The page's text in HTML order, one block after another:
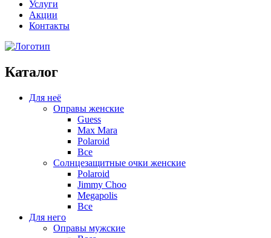
Услуги
Акции
Контакты
Каталог
Для неё
Оправы женские
Guess
Max Mara
Polaroid
Все
Солнцезащитные очки женские
Polaroid
Jimmy Choo
Megapolis
Все
Для него
Оправы мужские